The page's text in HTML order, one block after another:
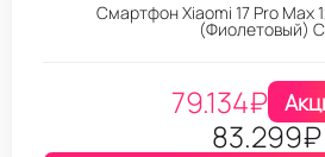
Смартфон Xiaomi 17 Pro Max
(Фиолетовый)
79.134₽
83.299₽